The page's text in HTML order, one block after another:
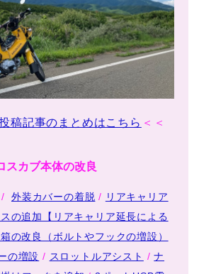
稿記事のまとめはこちら ＜＜
スカブ本体の改良
/外装カバーの着脱 / リアキャリア
の追加【リアキャリア延長による
の改良（ボルトやフックの増設）
の増設 / スロットルアシスト /ナ